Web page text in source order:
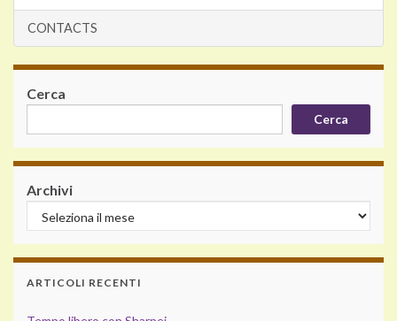
CONTACTS
Cerca
Cerca
Archivi
ARTICOLI RECENTI